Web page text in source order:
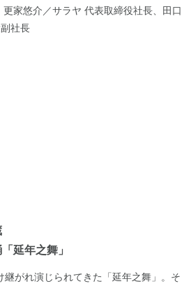
家悠介／サラヤ 代表取締役社長、田口
社長
延年之舞」
継がれ演じられてきた「延年之舞」。そ